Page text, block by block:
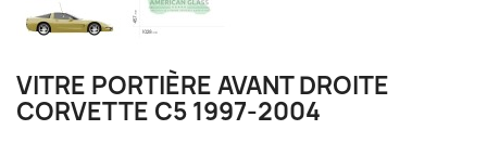
VITRE PORTIÈRE AVANT DROITE
CORVETTE C5 1997-2004